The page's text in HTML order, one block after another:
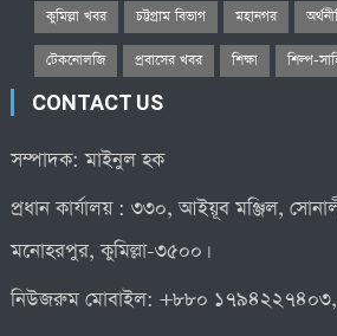
কুমিল্লা খবর চট্টগ্রাম বিভাগ মহানগর
টেকনোলজি প্রবাসের খবর শিক্ষা শিল্প-
CONTACT US
সম্পাদক: মাইনুল হক
প্রধান কার্যালয় : ৩৩০, আইয়ূব মঞ্জিল,
মনোহরপুর, কুমিল্লা-৩৫০০।
নিউজরুম মোবাইল: +৮৮০